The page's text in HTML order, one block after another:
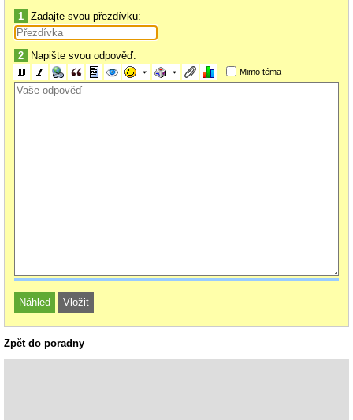
1 Zadajte svou přezdívku:
2 Napište svou odpověď:
Mimo téma
Zpět do poradny